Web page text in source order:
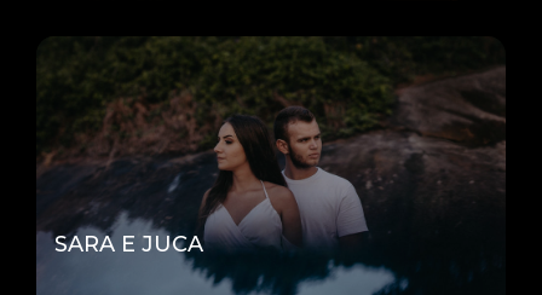
SARA E JUCA